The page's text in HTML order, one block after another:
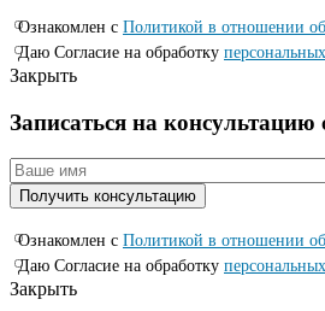
Ознакомлен с Политикой в отношении
Даю Согласие на обработку
Закрыть
Записаться на
Ознакомлен с Политикой в отношении
Даю Согласие на обработку
Закрыть